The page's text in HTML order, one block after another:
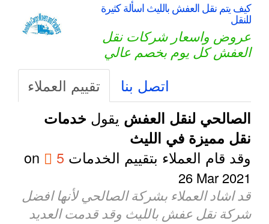
كيف يتم نقل العفش بالليث اسألة كثيرة
للنقل
عروض واسعار شركات نقل
العفش كل يوم بخصم عالي
تقييم العملاء اتصل بنا
الصالحي لنقل العفشيقولخدمات
نقل مميزة في الليث
وقد قام العملاء بتقييم الخدمات5
on
26 Mar 2021
قد اشاد العملاء بشركة الصالحي لأنها افضل
شركة نقل عفش بالليث وقد قدمت العديد